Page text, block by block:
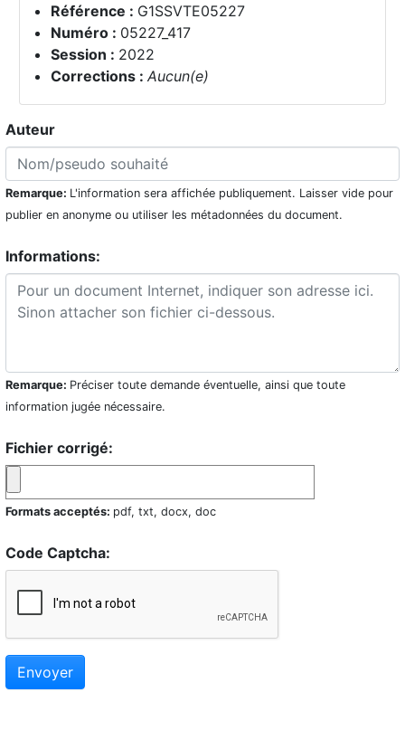
Référence : G1SSVTE05227
Numéro : 05227_417
Session : 2022
Corrections : Aucun(e)
Auteur
Remarque: L'information sera affichée publiquement. Laisser vide pour
publier en anonyme ou utiliser les métadonnées du document.
Informations:
Remarque: Préciser toute demande éventuelle, ainsi que toute
information jugée nécessaire.
Fichier corrigé:
Formats acceptés: pdf, txt, docx, doc
Code Captcha:
Envoyer